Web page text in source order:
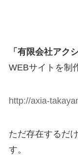
「有限会社アク
WEBサイトを制
http://axia-
ただ存在するだ
す。